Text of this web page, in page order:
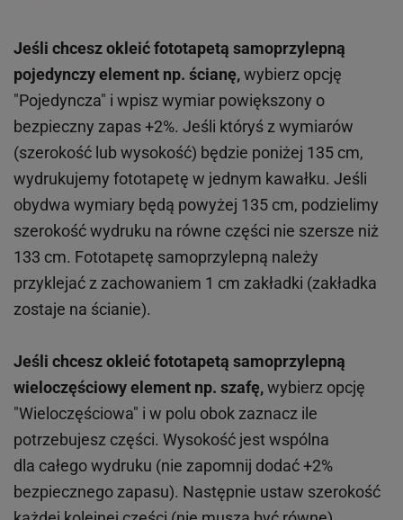
Jeśli chcesz okleić fototapetą samoprzylepną
pojedynczy element np. ścianę,wybierz opcję
"Pojedyncza" i wpisz wymiar powiększony o
bezpieczny zapas +2%. Jeśli któryś z wymiarów
(szerokość lub wysokość) będzie poniżej 135 cm,
wydrukujemy fototapetę w jednym kawałku. Jeśli
obydwa wymiary będą powyżej 135 cm, podzielimy
szerokość wydruku na równe części nie szersze niż
133 cm. Fototapetę samoprzylepną należy
przyklejać z zachowaniem 1 cm zakładki (zakładka
zostaje na ścianie).
Jeśli chcesz okleić fototapetą samoprzylepną
wieloczęściowy element np. szafę,wybierz opcję
"Wieloczęściowa" i w polu obok zaznacz ile
potrzebujesz części. Wysokość jest wspólna
dla całego wydruku (nie zapomnij dodać +2%
bezpiecznego zapasu). Następnie ustaw szerokość